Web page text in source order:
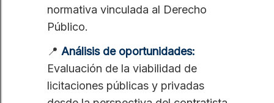
normativa vinculada al Derecho
Público.
📍 Análisis de oportunidades:
Evaluación de la viabilidad de
licitaciones públicas y privadas